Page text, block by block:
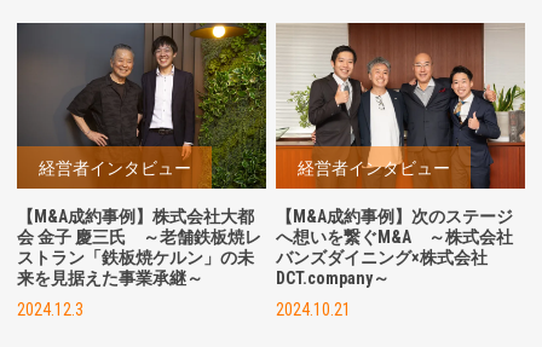
経営者インタビュー
【M&A成約事例】株式会社大都
会 金子 慶三氏 ～老舗鉄板焼レ
ストラン「鉄板焼ケルン」の未
来を見据えた事業承継～
2024.12.3
経営者インタビュー
【M&A成約事例】次のステージ
へ想いを繋ぐM&A ～株式会社
バンズダイニング×株式会社
DCT.company～
2024.10.21